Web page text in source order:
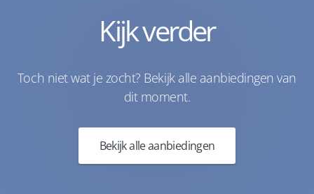
Kijk verder
Toch niet wat je zocht? Bekijk alle aanbiedingen van
dit moment.
Bekijk alle aanbiedingen